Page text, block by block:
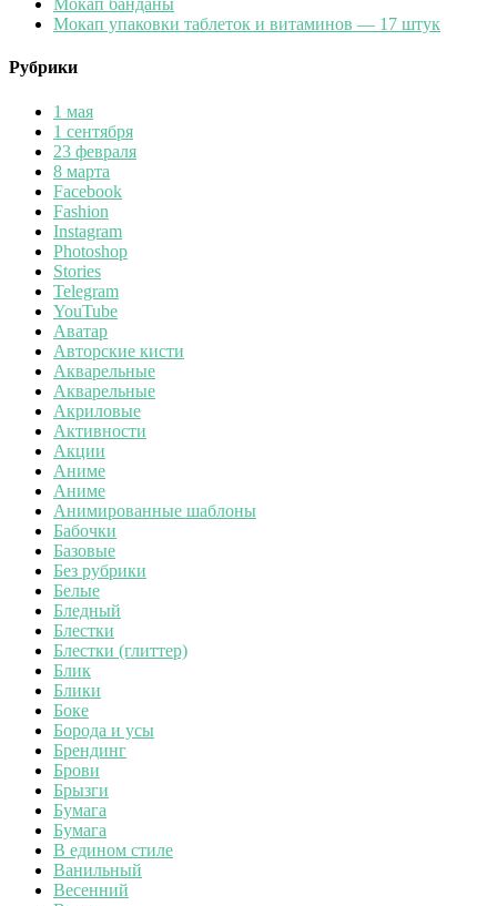
Мокап банданы
Мокап упаковки таблеток и витаминов — 17 штук
Рубрики
1 мая
1 сентября
23 февраля
8 марта
Facebook
Fashion
Instagram
Photoshop
Stories
Telegram
YouTube
Аватар
Авторские кисти
Акварельные
Акварельные
Акриловые
Активности
Акции
Аниме
Аниме
Анимированные шаблоны
Бабочки
Базовые
Без рубрики
Белые
Бледный
Блестки
Блестки (глиттер)
Блик
Блики
Боке
Борода и усы
Брендинг
Брови
Брызги
Бумага
Бумага
В едином стиле
Ванильный
Весенний